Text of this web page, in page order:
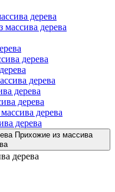
дерева
дерева
дерева
дерева
дерева
дерева
дерева
дерева
Прихожие из массива